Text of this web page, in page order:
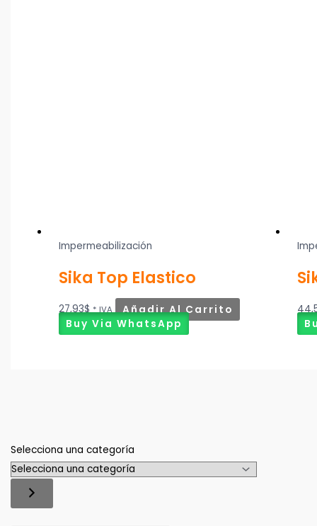
Selecciona una categoría
Impermeabilización
Sika Top Elastico
27,93$ * IVA
Añadir Al Carrito
Buy Via WhatsApp